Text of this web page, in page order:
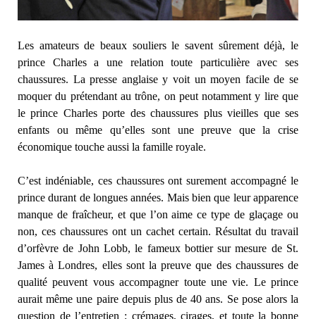
Les amateurs de beaux souliers le savent sûrement déjà, le
prince Charles a une relation toute particulière avec ses
chaussures. La presse anglaise y voit un moyen facile de se
moquer du prétendant au trône, on peut notamment y lire que
le prince Charles porte des chaussures plus vieilles que ses
enfants ou même qu’elles sont une preuve que la crise
économique touche aussi la famille royale.
C’est indéniable, ces chaussures ont surement accompagné le
prince durant de longues années. Mais bien que leur apparence
manque de fraîcheur, et que l’on aime ce type de glaçage ou
non, ces chaussures ont un cachet certain. Résultat du travail
d’orfèvre de John Lobb, le fameux bottier sur mesure de St.
James à Londres, elles sont la preuve que des chaussures de
qualité peuvent vous accompagner toute une vie. Le prince
aurait même une paire depuis plus de 40 ans. Se pose alors la
question de l’entretien : crémages, cirages, et toute la bonne